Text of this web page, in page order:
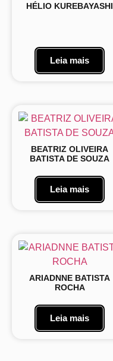
HÉLIO KUREBAYASHI
Leia mais
BEATRIZ OLIVEIRA
BATISTA DE SOUZA
Leia mais
ARIADNNE BATISTA
ROCHA
Leia mais